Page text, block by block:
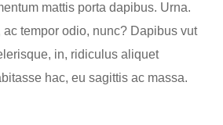
mattis porta dapibus. Urna.
tempor odio, nunc? Dapibus vut
in, ridiculus aliquet
hac, eu sagittis ac massa.